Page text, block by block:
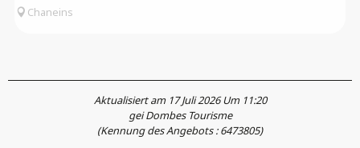
Chaneins
Aktualisiert am 17 Juli 2026 Um 11:20
gei Dombes Tourisme
(Kennung des Angebots :6473805)